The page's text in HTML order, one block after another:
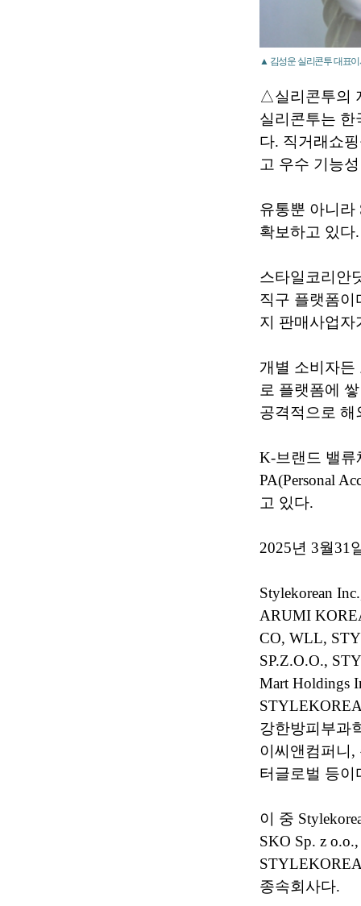
▲ 김성운 실리콘투 대표이
△실리콘투의
실리콘투는 한
다. 직거래쇼
고 우수 기능
유통뿐 아니라
확보하고 있다.
스타일코리안
직구 플랫폼이
지 판매사업자
개별 소비자든
로 플랫폼에
공격적으로 해
K-브랜드 밸류
PA(Personal
고 있다.
2025년 3월31
Stylekorean
ARUMI
CO, WLL,
SP.Z.O.O.,
Mart Holdings
강한방피부과
이씨앤컴퍼니,
터글로벌 등이
이 중
SKO Sp. z
종속회사다.